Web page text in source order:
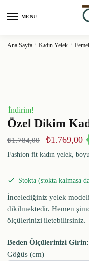
MENU
Ana Sayfa / Kadın Yelek /
İndirim!
Özel Dikim
₺1.784,00 ₺1.769,00
Fashion fit kadın yelek,
Stokta (stokta kalmasa
İncelediğiniz yelek
dikilmektedir. Hemen
ölçülerinizi iletebilirsiniz.
Beden Ölçülerinizi Girin:
Göğüs (cm)